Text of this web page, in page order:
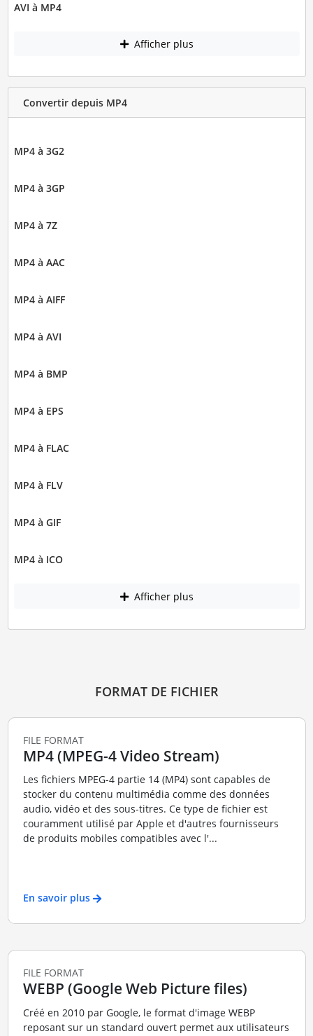
AVI à MP4
Afficher plus
Convertir depuis MP4
MP4 à 3G2
MP4 à 3GP
MP4 à 7Z
MP4 à AAC
MP4 à AIFF
MP4 à AVI
MP4 à BMP
MP4 à EPS
MP4 à FLAC
MP4 à FLV
MP4 à GIF
MP4 à ICO
Afficher plus
FORMAT DE FICHIER
FILE FORMAT
MP4 (MPEG-4 Video Stream)
Les fichiers MPEG-4 partie 14 (MP4) sont capables de
stocker du contenu multimédia comme des données
audio, vidéo et des sous-titres. Ce type de fichier est
couramment utilisé par Apple et d'autres fournisseurs
de produits mobiles compatibles avec l'...
En savoir plus
FILE FORMAT
WEBP (Google Web Picture files)
Créé en 2010 par Google, le format d'image WEBP
reposant sur un standard ouvert permet aux utilisateurs